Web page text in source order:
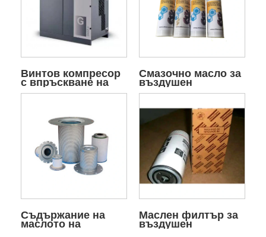
Винтов компресор
с впръскване на
масло
Смазочно масло за
въздушен
компресор
Съдържание на
маслото на
Маслен филтър за
въздушен